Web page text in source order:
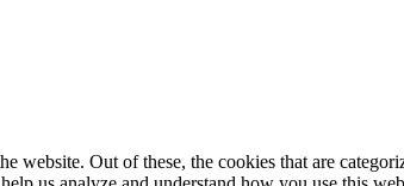
Out of these, the cookies that are